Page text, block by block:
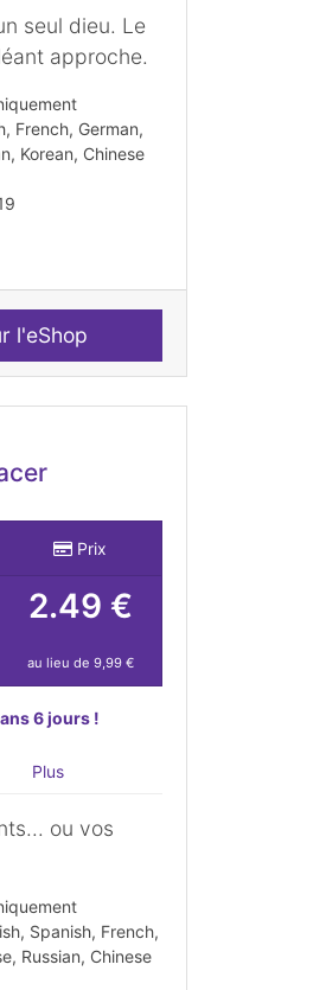
seul dieu. Le
approche.
French, German,
Korean, Chinese
l'eShop
Prix
2.49 €
au lieu de 9,99 €
6 jours !
Plus
ou vos
Spanish, French,
Russian, Chinese